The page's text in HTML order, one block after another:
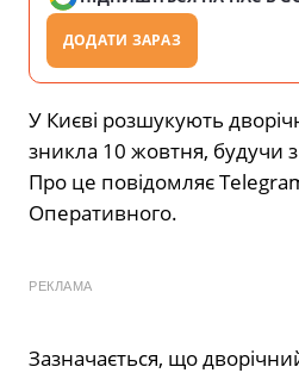
ДОДАТИ ЗАРАЗ
У Києві розшукують
зникла 10 жовтня, будучи
Про це повідомляє
Оперативного.
РЕКЛАМА
Зазначається, що